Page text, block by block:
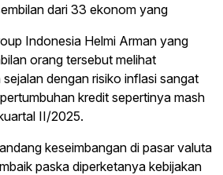
dari 33 ekonom yang
Indonesia Helmi Arman yang
orang tersebut melihat
dengan risiko inflasi sangat
kredit sepertinya mash
II/2025.
keseimbangan di pasar valuta
paska diperketanya kebijakan